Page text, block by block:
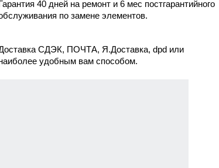
40 дней на ремонт и 6 мес постгарантийного
по замене элементов.
СДЭК, ПОЧТА, Я.Доставка, dpd или
удобным вам способом.